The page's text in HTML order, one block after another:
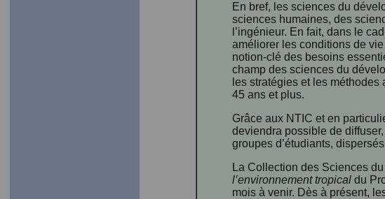
En bref, les sciences du
sciences humaines, des
l’ingénieur. En fait, dans le
améliorer les conditions de
notion-clé des besoins
champ des sciences du
les stratégies et les
45 ans et plus.
Grâce aux NTIC et en
deviendra possible de
groupes d’étudiants,
La Collection des Sciences
l’environnement tropical du
mois à venir. Dès à présent,